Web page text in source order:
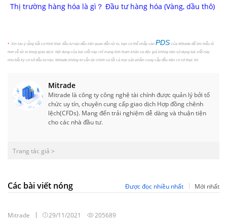
Thị trường hàng hóa là gì？ Đầu tư hàng hóa (Vàng, dầu thô)
* Xin lưu ý rằng bất cứ hình thức đầu tư nào đểu liên quan đến rủi ro, bạn có thể nhấp vào PDS của Mitrade để tìm hiểu rõ
hơn về rủi ro trong giao dịch. Nội dung của bài viết này chỉ mang tính tham khảo và độc giả không nên sử dụng bài viết này
như bất kỳ cơ sở đầu tư nào. Mitrade không tư vấn tài chính và tất cả mọi sản phẩm cung cấp đều trên cơ sở thực thi.
Mitrade
Mitrade là công ty công nghệ tài chính được quản lý bởi tổ
chức uy tín, chuyên cung cấp giao dịch Hợp đồng chênh
lệch(CFDs). Mang đến trải nghiệm dễ dàng và thuận tiện
cho các nhà đầu tư.
Trang tác giả >
Các bài viết nóng Được đọc nhiều nhất Mới nhất
Mitrade 29/11/2021
205689